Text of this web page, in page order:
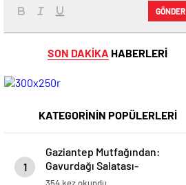
GÖNDER
SON DAKİKA HABERLERİ
KATEGORİNİN POPÜLERLERİ
1
Gaziantep Mutfağından:
Gavurdağı Salatası-
modagirdim.com